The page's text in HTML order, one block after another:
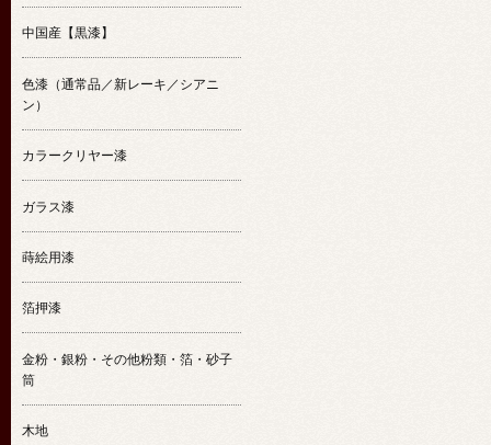
中国産【黒漆】
色漆（通常品／新レーキ／シアニ
ン）
カラークリヤー漆
ガラス漆
蒔絵用漆
箔押漆
金粉・銀粉・その他粉類・箔・砂子
筒
木地